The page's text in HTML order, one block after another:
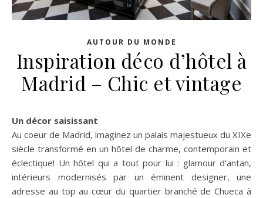
AUTOUR DU MONDE
Inspiration déco d’hôtel à
Madrid – Chic et vintage
Un décor saisissant
Au coeur de Madrid, imaginez un palais majestueux du XIXe
siècle transformé en un hôtel de charme, contemporain et
éclectique! Un hôtel qui a tout pour lui : glamour d’antan,
intérieurs modernisés par un éminent designer, une
adresse au top au cœur du quartier branché de Chueca à